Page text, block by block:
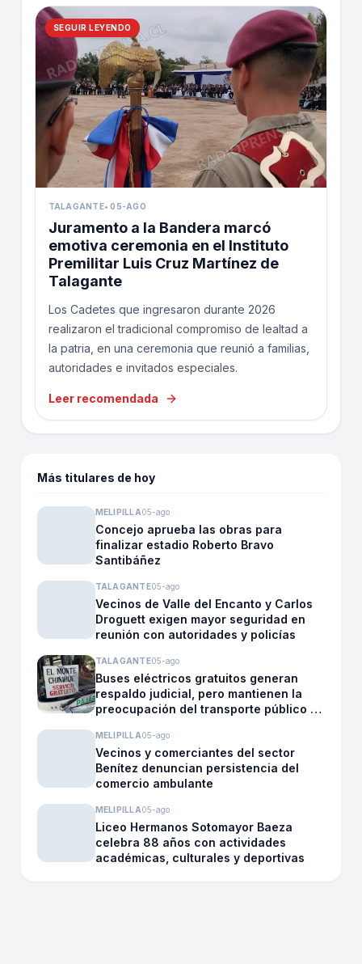
SEGUIR LEYENDO
TALAGANTE•05-AGO
Juramento a la Bandera marcó
emotiva ceremonia en el Instituto
Premilitar Luis Cruz Martínez de
Talagante
Los Cadetes que ingresaron durante 2026
realizaron el tradicional compromiso de lealtad a
la patria, en una ceremonia que reunió a familias,
autoridades e invitados especiales.
Leer recomendada
Más titulares de hoy
MELIPILLA05-ago
Concejo aprueba las obras para
finalizar estadio Roberto Bravo
Santibáñez
TALAGANTE05-ago
Vecinos de Valle del Encanto y Carlos
Droguett exigen mayor seguridad en
reunión con autoridades y policías
TALAGANTE05-ago
Buses eléctricos gratuitos generan
respaldo judicial, pero mantienen la
preocupación del transporte público en
MELIPILLA05-ago
Vecinos y comerciantes del sector
Benítez denuncian persistencia del
comercio ambulante
MELIPILLA05-ago
Liceo Hermanos Sotomayor Baeza
celebra 88 años con actividades
académicas, culturales y deportivas